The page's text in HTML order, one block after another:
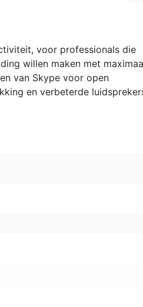
voor professionals die
willen maken met
van Skype voor open
en verbeterde